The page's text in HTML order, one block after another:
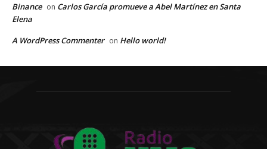
Binance on Carlos García promueve a Abel Martínez en Santa
Elena
A WordPress Commenter on Hello world!